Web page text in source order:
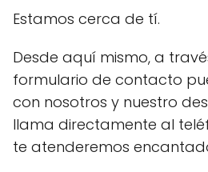
Estamos cerca de tí.
Desde aquí mismo, a
formulario de contacto
con nosotros y nuestro
llama directamente al
te atenderemos